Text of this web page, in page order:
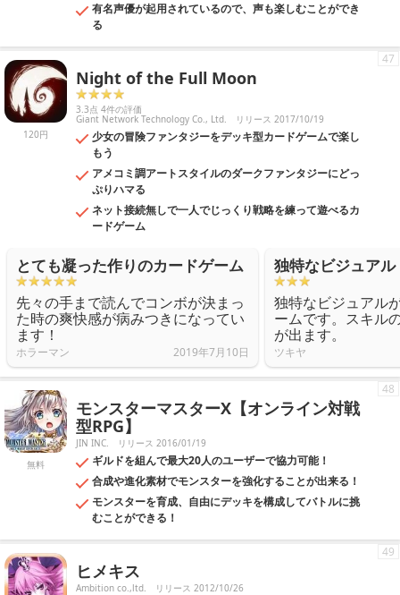
有名声優が起用されているので、声も楽しむことができ
る
120円
Night of the Full Moon
3.3点 4件の評価
Giant Network Technology Co., Ltd. リリース 2017/10/19
少女の冒険ファンタジーをデッキ型カードゲームで楽し
もう
アメコミ調アートスタイルのダークファンタジーにどっ
ぷりハマる
ネット接続無しで一人でじっくり戦略を練って遊べるカ
ードゲーム
47
とても凝った作りのカードゲーム
先々の手まで読んでコンボが決まっ
た時の爽快感が病みつきになってい
ます！
ホラーマン 2019年7月10日
独特なビジュアル
独特なビジュアル
ームです。スキル
が出ます。
ツキヤ
無料
モンスターマスターX【オンライン対戦
型RPG】
JIN INC. リリース 2016/01/19
ギルドを組んで最大20人のユーザーで協力可能！
合成や進化素材でモンスターを強化することが出来る！
モンスターを育成、自由にデッキを構成してバトルに挑
むことができる！
48
ヒメキス
Ambition co.,ltd. リリース 2012/10/26
49